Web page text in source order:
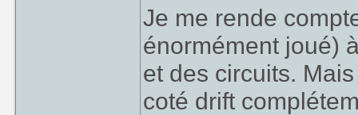
Je me rende
énormément joué)
et des circuits.
coté drift